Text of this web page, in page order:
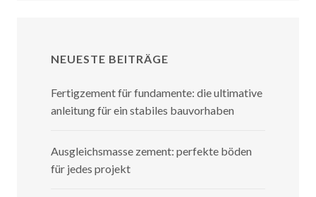
NEUESTE BEITRÄGE
Fertigzement für fundamente: die ultimative
anleitung für ein stabiles bauvorhaben
Ausgleichsmasse zement: perfekte böden
für jedes projekt